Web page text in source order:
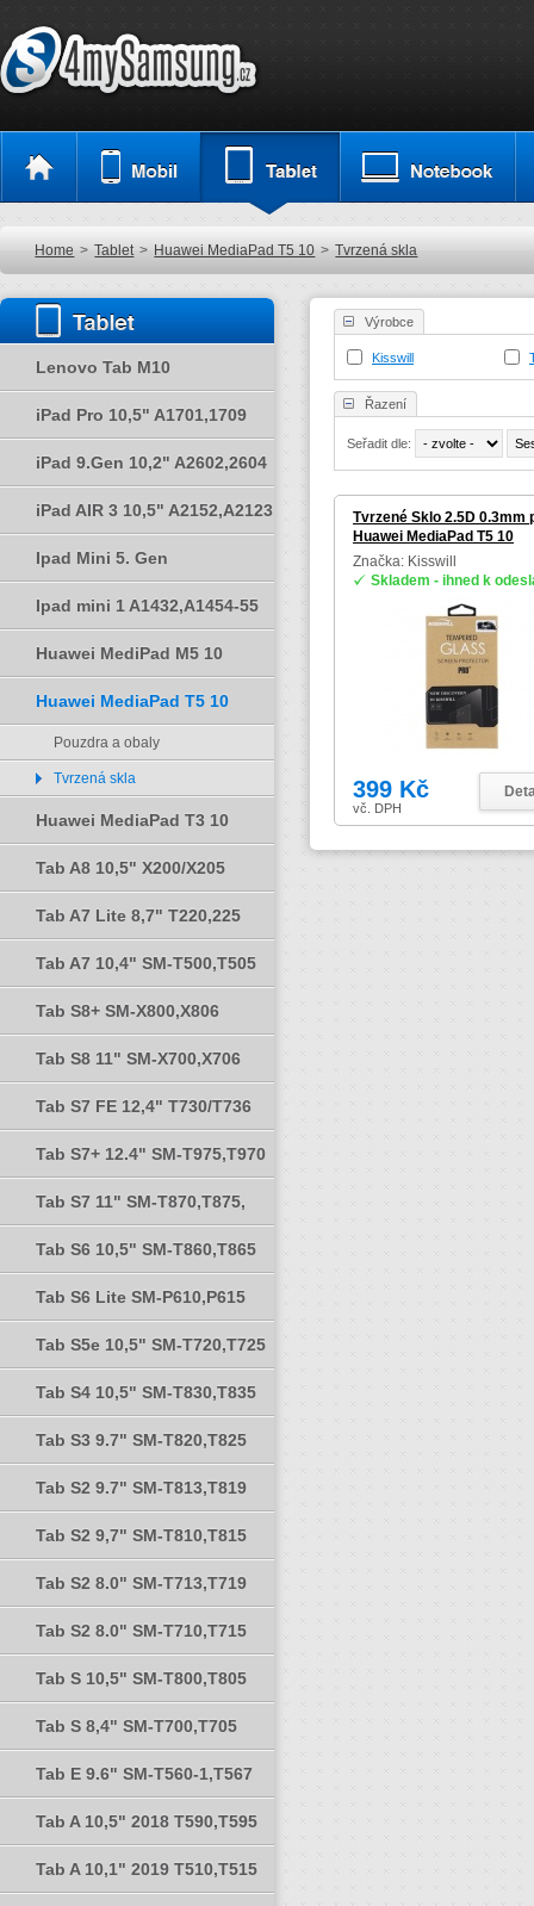
Home > Tablet > Huawei MediaPad T5 10 > Tvrzená skla
Lenovo Tab M10
iPad Pro 10,5" A1701,1709
iPad 9.Gen 10,2" A2602,2604
iPad AIR 3 10,5" A2152,A2123
Ipad Mini 5. Gen
Ipad mini 1 A1432,A1454-55
Huawei MediPad M5 10
Huawei MediaPad T5 10
Pouzdra a obaly
Tvrzená skla
Huawei MediaPad T3 10
Tab A8 10,5" X200/X205
Tab A7 Lite 8,7" T220,225
Tab A7 10,4" SM-T500,T505
Tab S8+ SM-X800,X806
Tab S8 11" SM-X700,X706
Tab S7 FE 12,4" T730/T736
Tab S7+ 12.4" SM-T975,T970
Tab S7 11" SM-T870,T875,
Tab S6 10,5" SM-T860,T865
Tab S6 Lite SM-P610,P615
Tab S5e 10,5" SM-T720,T725
Tab S4 10,5" SM-T830,T835
Tab S3 9.7" SM-T820,T825
Tab S2 9.7" SM-T813,T819
Tab S2 9,7" SM-T810,T815
Tab S2 8.0" SM-T713,T719
Tab S2 8.0" SM-T710,T715
Tab S 10,5" SM-T800,T805
Tab S 8,4" SM-T700,T705
Tab E 9.6" SM-T560-1,T567
Tab A 10,5" 2018 T590,T595
Tab A 10,1" 2019 T510,T515
Výrobce
Kisswill
Řazení
Seřadit dle:
Tvrzené Sklo 2.5D 0.3mm
Huawei MediaPad T5 10
Značka: Kisswill
Skladem - ihned k
399 Kč
vč. DPH